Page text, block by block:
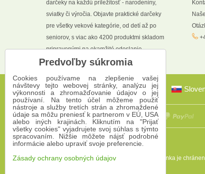
darčeky na každú príležitosť - narodeniny,
sviatky či výročia. Objavte praktické darčeky
pre všetky vekové kategórie, od detí až po
seniorov, s viac ako 4200 produktmi skladom
pripravenými na okamžité odoslanie.
Táto stránka je
Predvoľby súkromia
Cookies používame na zlepšenie vašej
návštevy tejto webovej stránky, analýzu jej
výkonnosti a zhromažďovanie údajov o jej
používaní. Na tento účel môžeme použiť
nástroje a služby tretích strán a zhromaždené
údaje sa môžu preniesť k partnerom v EÚ, USA
alebo iných krajinách. Kliknutím na "Prijať
všetky cookies" vyjadrujete svoj súhlas s týmto
spracovaním. Nižšie môžete nájsť podrobné
informácie alebo upraviť svoje preferencie.
Zásady ochrany osobných údajov